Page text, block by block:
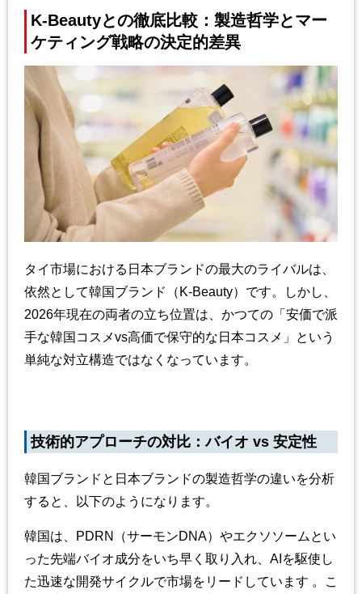
K-Beautyとの徹底比較：製造哲学とマー
ケティング戦略の決定的差異
タイ市場における日本ブランドの最大のライバルは、
依然として韓国ブランド（ K-Beauty）です。しかし、
2026年現在の両者の立ち位置は、かつての「安価で派
手な韓国コスメvs高価で保守的な日本コスメ」という
単純な対立構造ではなくなっています。
技術的アプローチの対比：バイオ vs 安定性
韓国ブランドと日本ブランドの製造哲学の違いを分析
すると、以下のようになります。
韓国は、 PDRN （サーモンDNA）やエクソソームとい
った先端バイオ成分をいち早く取り入れ、 AI を駆使し
た迅速な開発サイクルで市場をリードしています 。こ